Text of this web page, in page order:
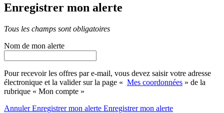
Enregistrer mon alerte
Tous les champs sont obligatoires
Nom de mon alerte
Pour recevoir les offres par e-mail, vous devez saisir votre adresse
électronique et la valider sur la page « Mes coordonnées » de la
rubrique « Mon compte »
AnnulerEnregistrer mon alerte Enregistrermon alerte